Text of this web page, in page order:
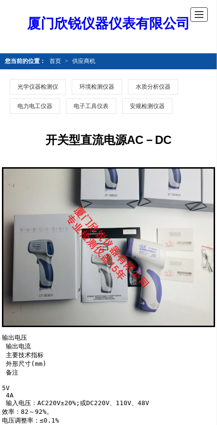
厦门欣锐仪器仪表有限公司
您当前的位置： 首页 > 供应商机
光学仪器检测仪 环境检测仪器 水质分析仪器
电力电工仪器 电子工具仪表 安规检测仪器
开关型直流电源AC－DC
输出电压
输出电流
外形尺寸(mm)
备注
5V
4A
输入电压：AC220V±20%;或DC220V、110V、48V
效率：82～92%。
电压调整率：≤0.1%